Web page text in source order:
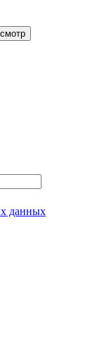
данных